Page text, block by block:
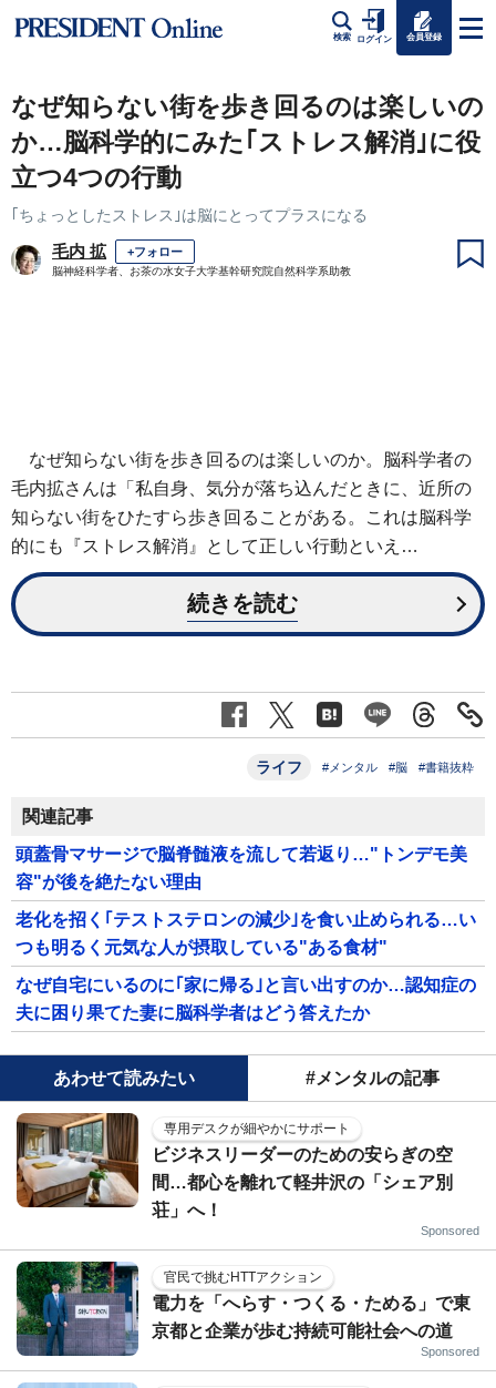
検索 ログイン 会員登録
なぜ知らない街を歩き回るのは楽しいの
か…脳科学的にみた｢ストレス解消｣に役
立つ4つの行動
｢ちょっとしたストレス｣は脳にとってプラスになる
毛内 拡 +フォロー
脳神経科学者、お茶の水女子大学基幹研究院自然科学系助教
なぜ知らない街を歩き回るのは楽しいのか。脳科学者の
毛内拡さんは「私自身、気分が落ち込んだときに、近所の
知らない街をひたすら歩き回ることがある。これは脳科学
的にも『ストレス解消』として正しい行動といえ…
続きを読む
ライフ #メンタル #脳 #書籍抜粋
関連記事
頭蓋骨マサージで脳脊髄液を流して若返り…"トンデモ美
容"が後を絶たない理由
老化を招く｢テストステロンの減少｣を食い止められる…い
つも明るく元気な人が摂取している"ある食材"
なぜ自宅にいるのに｢家に帰る｣と言い出すのか…認知症の
夫に困り果てた妻に脳科学者はどう答えたか
あわせて読みたい #メンタルの記事
専用デスクが細やかにサポート
ビジネスリーダーのための安らぎの空
間…都心を離れて軽井沢の「シェア別
荘」へ！
Sponsored
官民で挑むHTTアクション
電力を「へらす・つくる・ためる」で東
京都と企業が歩む持続可能社会への道
Sponsored